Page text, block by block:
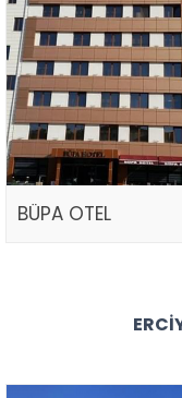
BÜPA OTEL